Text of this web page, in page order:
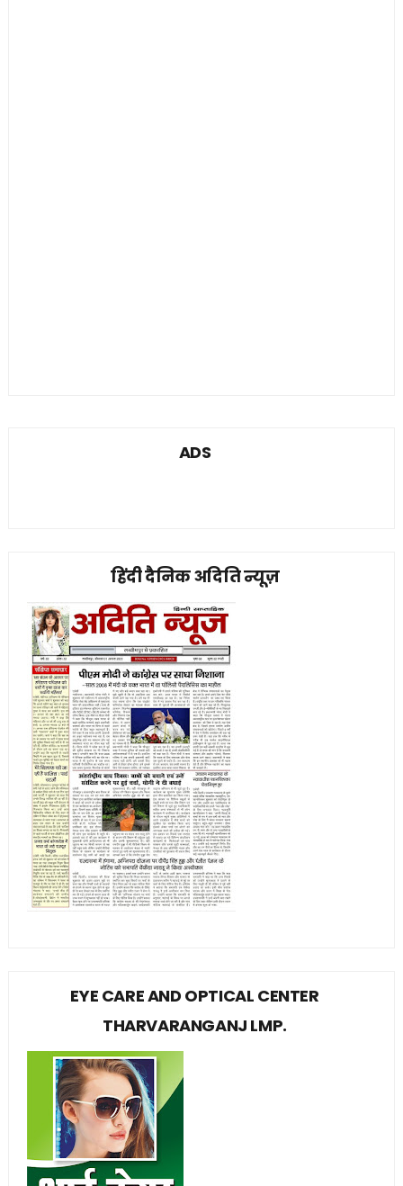
ADS
हिंदी दैनिक अदिति न्यूज़
EYE CARE AND OPTICAL CENTER
THARVARANGANJ LMP.